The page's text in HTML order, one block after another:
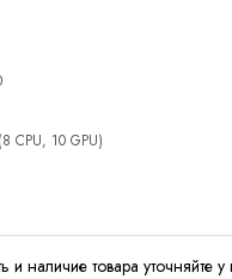
CPU, 10 GPU)
и наличие товара уточняйте